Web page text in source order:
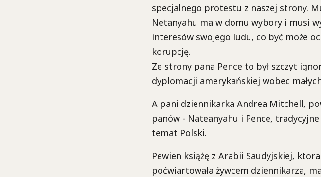
specjalnego protestu z naszej strony.
Netanyahu ma w domu wybory i musi
interesów swojego ludu, co być może
korupcję.
Ze strony pana Pence to był szczyt
dyplomacji amerykańskiej wobec
A pani dziennikarka Andrea Mitchell,
panów - Nateanyahu i Pence,
temat Polski.
Pewien książę z Arabii Saudyjskiej,
poćwiartowała żywcem dziennikarza,